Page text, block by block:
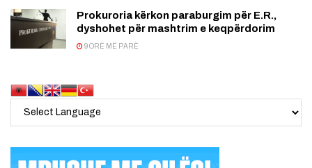
Prokuroria kërkon paraburgim për E.R.,
dyshohet për mashtrim e keqpërdorim
9 ORË MË PARË